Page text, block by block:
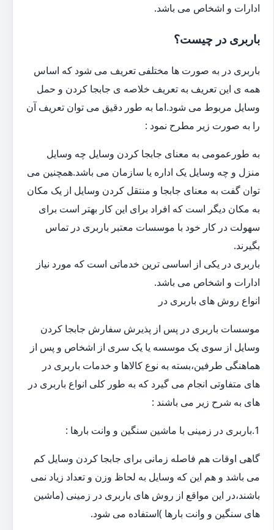
ادارات و اشخاص می باشد.
باربری در چیست؟
باربری در به صورت ها مختلفی تعریف می شود که اساس
همه ی این تعریف به تعریف خلاصه ی جابجا کردن و حمل
وسایل مربوط می شود.اما به طور دقیق می توان تعریف آن
را به صورت زیر مطرح نمود :
به طورعمومی به معنای جابجا کردن وسایل چه وسایل
منزل و چه وسایل یک اداره یا سازمان می باشد.همچنین می
توان گفت به معنای جابجا و منتقل کردن وسایل از یک مکان
به مکان دیگر است که افراد برای این کار بهتر است برای
سهولت در کار خود با موسسات معتبر باربری در تماس
بگیرند.
باربری در یکی از اساسی ترین خدماتی است که مورد نیاز
ادارات و اشخاص می باشد.
انواع روش های باربری در
موسسات باربری در پس از پذیرش سفارش جابجا کردن
وسایل از سوی یک موسسه یا یک سری از اشخاص و پس از
هماهنگی طرفین،بسته به نوع کالاها و خدمات باربری در
های متفاوتی انجام می گیرد که به طور کلی انواع باربری در
های به شرح زیر می باشند :
1.باربری در زمینی با ماشین سنگین و وانت بارها :
گاهی اوقات هم فاصله زمانی برای جابجا کردن وسایل کم
می باشد و هم این که وسایل به لحاظ وزن و تعداد زیاد نمی
باشند،در این مواقع از روش های باربری در زمینی (ماشین
های سنگین و وانت بارها )استفاده می شود.